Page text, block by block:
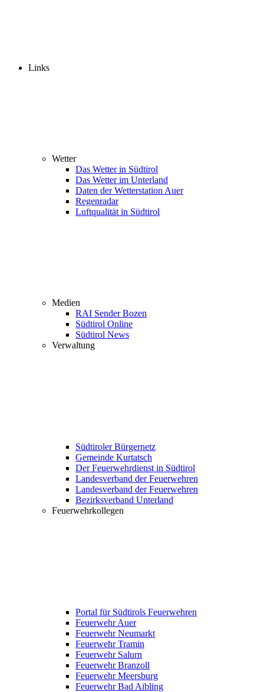
Links
Wetter
Das Wetter in Südtirol
Das Wetter im Unterland
Daten der Wetterstation Auer
Regenradar
Luftqualität in Südtirol
Medien
RAI Sender Bozen
Südtirol Online
Südtirol News
Verwaltung
Südtiroler Bürgernetz
Gemeinde Kurtatsch
Der Feuerwehrdienst in Südtirol
Landesverband der Feuerwehren
Landesverband der Feuerwehren
Bezirksverband Unterland
Feuerwehrkollegen
Portal für Südtirols Feuerwehren
Feuerwehr Auer
Feuerwehr Neumarkt
Feuerwehr Tramin
Feuerwehr Salurn
Feuerwehr Branzoll
Feuerwehr Meersburg
Feuerwehr Bad Aibling